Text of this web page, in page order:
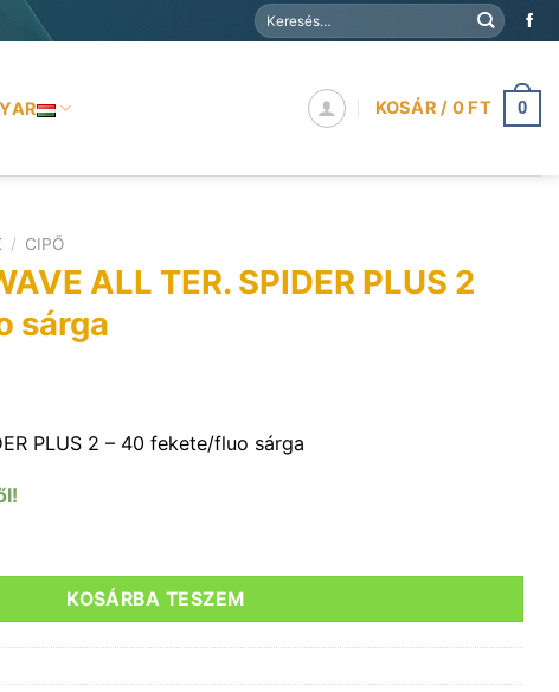
Keresés
a
KOSÁR / 0 FT 0
/ CIPŐ
ALL TER. SPIDER PLUS 2
sárga
PLUS 2 – 40 fekete/fluo sárga
KOSÁRBA TESZEM